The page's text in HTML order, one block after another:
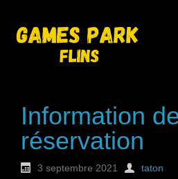
Information
réservation
3 septembre 2021
taton